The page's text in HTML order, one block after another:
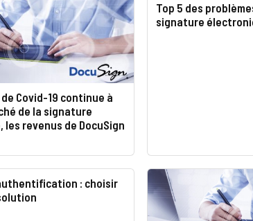
Covid-19 continue à
de la signature
revenus de DocuSign
Top 5 des
signature
: choisir